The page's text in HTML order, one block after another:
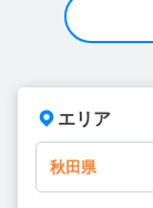
エリア
秋田県